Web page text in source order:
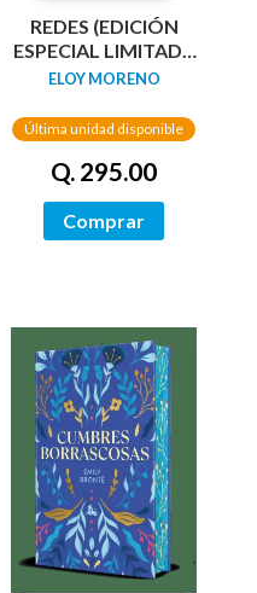
REDES (EDICIÓN
ESPECIAL LIMITADA
GUARDAS DRAGÓN)
ELOY MORENO
Última unidad disponible
Q. 295.00
Comprar